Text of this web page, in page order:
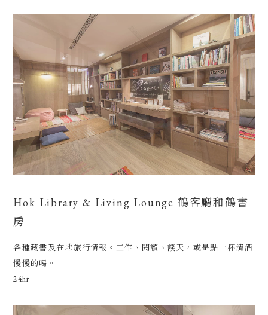
Hok Library & Living Lounge 鶴客廳和鶴書
房
各種藏書及在地旅行情報。工作、閱讀、談天，或是點一杯清酒
慢慢的喝。
24hr